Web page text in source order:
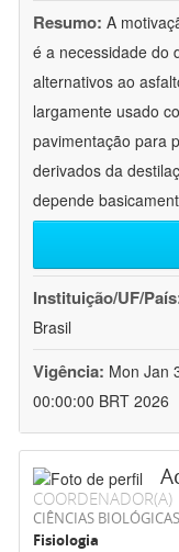
Resumo: A
é a necessidade do
alternativos ao
largamente usado
pavimentação para
derivados da
depende
Instituição/UF/
Brasil
Vigência: Mon Jan
00:00:00 BRT 2026
COORDENADOR(A)
CIÊNCIAS BIOLÓGICAS
Fisiologia